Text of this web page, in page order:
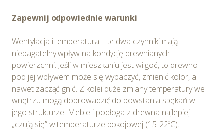
Zapewnij odpowiednie warunki
Wentylacja i temperatura – te dwa czynniki mają
niebagatelny wpływ na kondycję drewnianych
powierzchni. Jeśli w mieszkaniu jest wilgoć, to drewno
pod jej wpływem może się wypaczyć, zmienić kolor, a
nawet zacząć gnić. Z kolei duże zmiany temperatury we
wnętrzu mogą doprowadzić do powstania spękań w
jego strukturze. Meble i podłoga z drewna najlepiej
„czują się” w temperaturze pokojowej (15-22ºC).